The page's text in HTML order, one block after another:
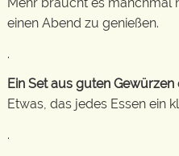
einen Abend zu genießen.
.
Ein Set aus guten Gewürzen
Etwas, das jedes Essen ein
.